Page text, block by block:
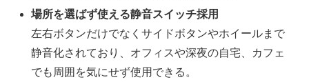
場所を選ばず使える静音スイッチ採用
左右ボタンだけでなくサイドボタンやホイールまで
静音化されており、オフィスや深夜の自宅、カフェ
でも周囲を気にせず使用できる。